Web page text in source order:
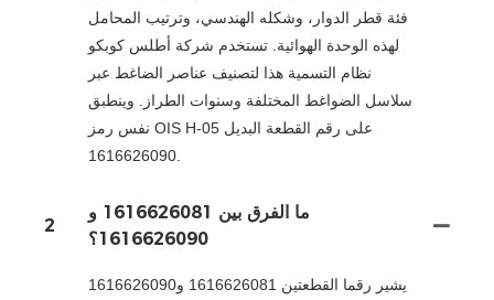
فئة قطر الدوار، وشكله الهندسي، وترتيب المحامل
لهذه الوحدة الهوائية. تستخدم شركة أطلس كوبكو
نظام التسمية هذا لتصنيف عناصر الضاغط عبر
سلاسل الضواغط المختلفة وسنوات الطراز. وينطبق
نفس رمز OIS H-05 على رقم القطعة البديل
2
ما الفرق بين 1616626081 و
1616626090؟
يشير رقما القطعتين 1616626081 و1616626090